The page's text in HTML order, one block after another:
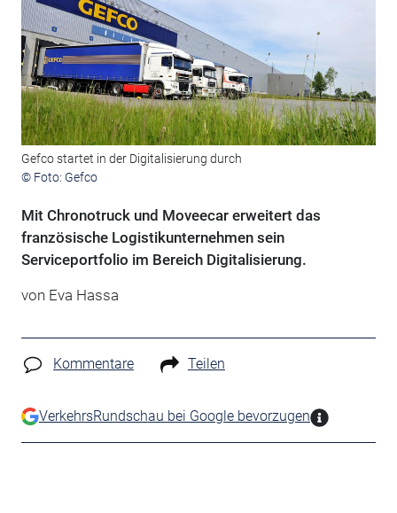
Gefco startet in der Digitalisierung durch
© Foto: Gefco
Mit Chronotruck und Moveecar erweitert das
französische Logistikunternehmen sein
Serviceportfolio im Bereich Digitalisierung.
von Eva Hassa
Kommentare Teilen
VerkehrsRundschau bei Google bevorzugen